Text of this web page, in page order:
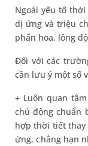
Ngoài yếu tố
dị ứng và triệu
phấn hoa, lông
Đối với các
cần lưu ý một số
+ Luôn quan
chủ động chuẩn
hợp thời tiết thay
ứng, chẳng hạn